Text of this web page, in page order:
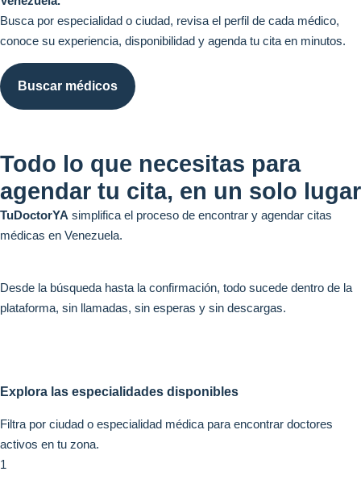
Busca por especialidad o ciudad, revisa el perfil de cada médico,
conoce su experiencia, disponibilidad y agenda tu cita en minutos.
Buscar médicos
Todo lo que necesitas para
agendar tu cita, en un solo lugar
TuDoctorYA simplifica el proceso de encontrar y agendar citas
médicas en Venezuela.
Desde la búsqueda hasta la confirmación, todo sucede dentro de la
plataforma, sin llamadas, sin esperas y sin descargas.
Explora las especialidades disponibles
Filtra por ciudad o especialidad médica para encontrar doctores
activos en tu zona.
1